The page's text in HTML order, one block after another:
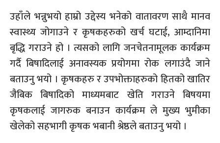
उहाँले भन्नुभयो हाम्रो उद्देस्य भनेको वातावरण साथै मानव
स्वास्थ्य जोगाउने र कृषकहरुको खर्च घटाई, आम्दानिमा
बृद्धि गराउने हो । त्यसको लागि जनचेतनामूलक कार्यक्रम
गर्दै बिषादिलाई अनावस्यक प्रयोगमा रोक लगाउंदै जाने
बताउनु भयो । कृषकहरु र उपभोक्ताहरुको हितको खातिर
जैबिक बिषादिको माध्यमबाट खेति गराउने बिषयमा
कृषकलाई जागरुक बनाउन कार्यक्रम ले मुख्य भुमीका
खेलेको सहभागी कृषक भबानी श्रेष्ठले बताउनु भयो ।